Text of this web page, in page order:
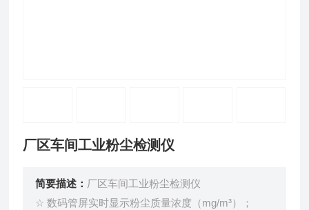
厂区车间工业粉尘检测仪
简要描述： 厂区车间工业粉尘检测仪
☆ 数码管屏实时显示粉尘质量浓度（mg/m³）；